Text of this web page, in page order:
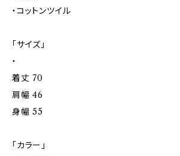
・コットンツイル
「サイズ」
・
着丈 70
肩幅 46
身幅 55
「カラー」